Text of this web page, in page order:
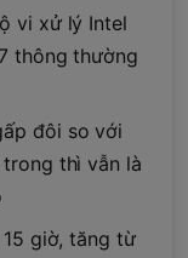
vi xử lý Intel
thông thường
đôi so với
thì vẫn là
giờ, tăng từ